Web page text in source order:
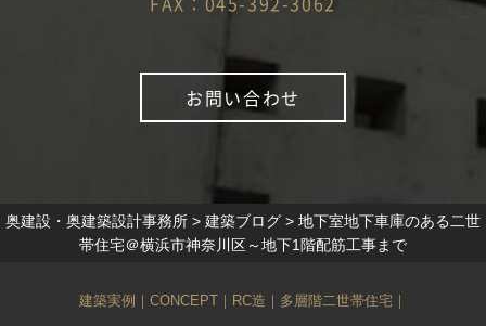
お問い合わせ
奥建設・奥建築設計事務所 > 建築ブログ > 地下室地下車庫のある二世
帯住宅＠横浜市神奈川区～地下1階配筋工事まで
建築実例 ｜ CONCEPT ｜ RC造 ｜ 多層階二世帯住宅 ｜